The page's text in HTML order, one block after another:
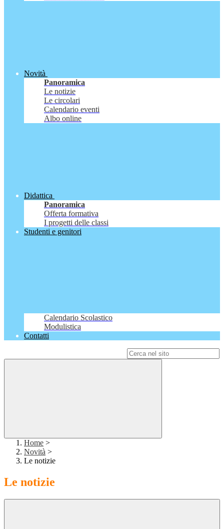
Novità
Panoramica
Le notizie
Le circolari
Calendario eventi
Albo online
Didattica
Panoramica
Offerta formativa
I progetti delle classi
Studenti e genitori
Calendario Scolastico
Modulistica
Contatti
Home >
Novità >
Le notizie
Le notizie